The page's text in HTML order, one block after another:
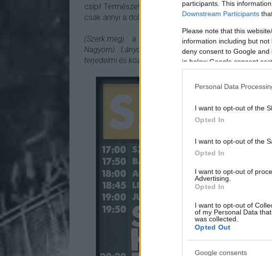
participants. This
Downstream Participants
Please note that this
information including but
deny consent to Google
in below Google consent
Personal Data
I want to opt-out of the
Opted In
I want to opt-out of the
Opted In
I want to opt-out of
Advertising.
Opted In
I want to opt-out of
of my Personal Data
was collected.
Opted Out
Google consents
csípi! Természetesen mindeztfull mobil-
csak annyi a dolgotok, hogy görgettek lefele, meg
(Szerk.megj.: a Főszínpad a Csavargó
Nagyorrú Lányok Nagyszínpad nevet kapták a
terjedelmi és közérthetőségi okokból rövidítettük őket